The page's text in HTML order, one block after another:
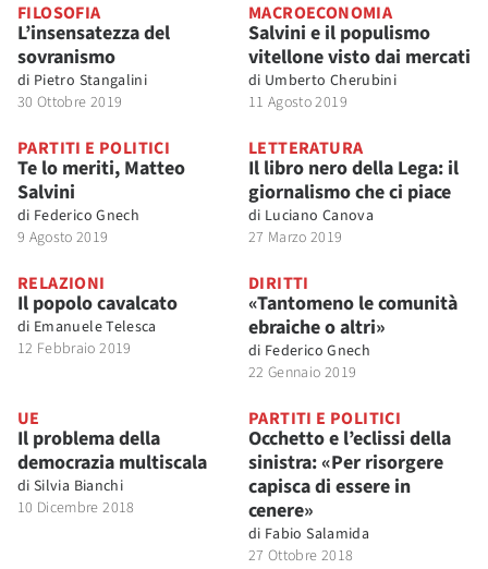
FILOSOFIA
L’insensatezza del
sovranismo
di Pietro Stangalini
30 Ottobre 2019
MACROECONOMIA
Salvini e il populismo
vitellone visto dai mercati
di Umberto Cherubini
11 Agosto 2019
PARTITI E POLITICI
Te lo meriti, Matteo
Salvini
di Federico Gnech
9 Agosto 2019
LETTERATURA
Il libro nero della Lega: il
giornalismo che ci piace
di Luciano Canova
27 Marzo 2019
RELAZIONI
Il popolo cavalcato
di Emanuele Telesca
12 Febbraio 2019
DIRITTI
«Tantomeno le comunità
ebraiche o altri»
di Federico Gnech
22 Gennaio 2019
UE
Il problema della
democrazia multiscala
di Silvia Bianchi
10 Dicembre 2018
PARTITI E POLITICI
Occhetto e l’eclissi della
sinistra: «Per risorgere
capisca di essere in
cenere»
di Fabio Salamida
27 Ottobre 2018